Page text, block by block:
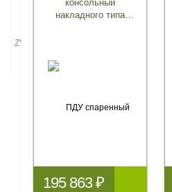
консольный
накладного типа
195 863 ₽